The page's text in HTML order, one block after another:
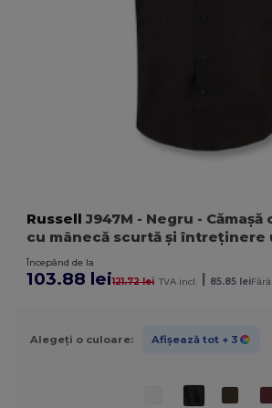
Russell J947M - Negru - Cămașă
cu mânecă scurtă și întreținere
Începând de la
103.88 lei121.72 lei TVA incl. | 85.85 lei
Alegeți o culoare: Afișează tot + 3